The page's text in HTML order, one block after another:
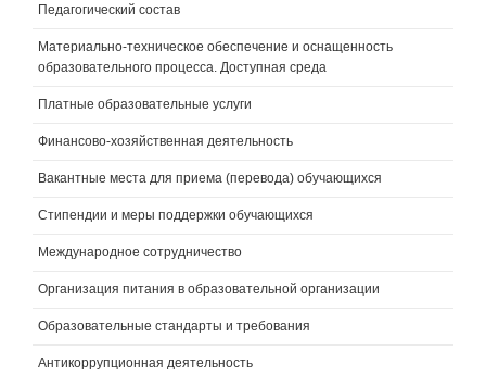
Педагогический состав
Материально-техническое обеспечение и оснащенность
образовательного процесса. Доступная среда
Платные образовательные услуги
Финансово-хозяйственная деятельность
Вакантные места для приема (перевода) обучающихся
Стипендии и меры поддержки обучающихся
Международное сотрудничество
Организация питания в образовательной организации
Образовательные стандарты и требования
Антикоррупционная деятельность